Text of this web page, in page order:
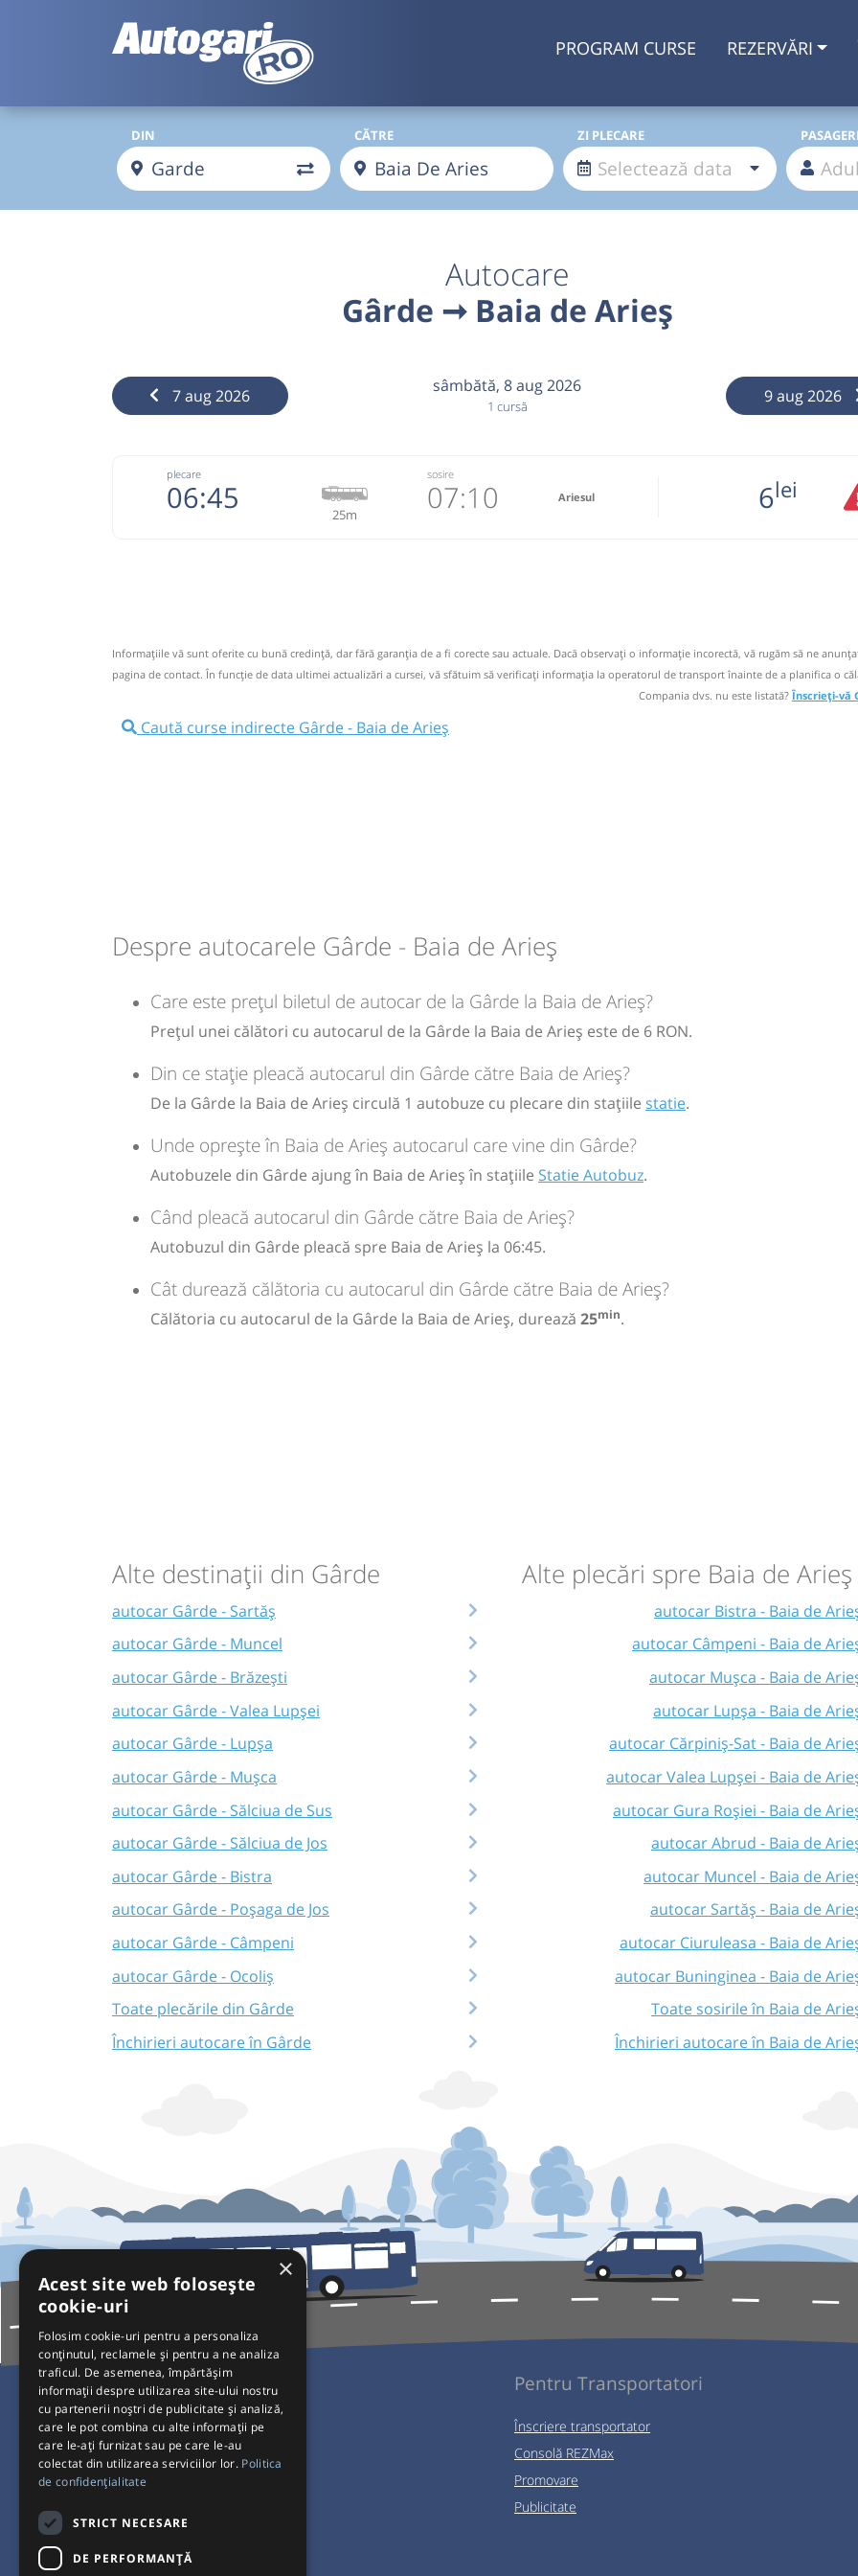
PROGRAM CURSE REZERVĂRI
DIN CĂTRE ZI PLECARE PASAGERI
Autocare
Gârde ➞ Baia de Arieș
7 aug 2026 sâmbătă, 8 aug 2026
1 cursă 9 aug 2026
plecare
06:45 25m
sosire
07:10 Ariesul 6lei
Informaţii neactualizate de 2 ani.Spuneți-ne dacă mai
circulă.(10 comentarii)
06:45 Gârde statie
L M D
6 lei
Informaţiile vă sunt oferite cu bună credinţă, dar fără garanţia de a fi corecte sau actuale. Dacă observați o informaţie incorectă, vă rugăm să ne
pagina de contact. În funcție de data ultimei actualizări a cursei, vă sfătuim să verificaţi informaţia la operatorul de transport înainte de a planifica o
Compania dvs. nu este listată?Înscrieți-vă
Caută curse indirecte Gârde - Baia de Arieș
Despre autocarele Gârde - Baia de Arieș
Care este prețul biletul de autocar de la Gârde la Baia de Arieș?
Prețul unei călători cu autocarul de la Gârde la Baia de Arieș este de 6 RON.
Din ce stație pleacă autocarul din Gârde către Baia de Arieș?
De la Gârde la Baia de Arieș circulă 1 autobuze cu plecare din stațiile statie.
Unde oprește în Baia de Arieș autocarul care vine din Gârde?
Autobuzele din Gârde ajung în Baia de Arieș în stațiile Statie Autobuz.
Când pleacă autocarul din Gârde către Baia de Arieș?
Autobuzul din Gârde pleacă spre Baia de Arieș la 06:45.
Cât durează călătoria cu autocarul din Gârde către Baia de Arieș?
Călătoria cu autocarul de la Gârde la Baia de Arieș, durează 25min.
Alte destinații din Gârde
autocar Gârde - Sartăș
autocar Gârde - Muncel
autocar Gârde - Brăzești
autocar Gârde - Valea Lupșei
autocar Gârde - Lupșa
autocar Gârde - Mușca
autocar Gârde - Sălciua de Sus
autocar Gârde - Sălciua de Jos
autocar Gârde - Bistra
autocar Gârde - Poșaga de Jos
autocar Gârde - Câmpeni
autocar Gârde - Ocoliș
Toate plecările din Gârde
Închirieri autocare în Gârde
Alte plecări spre Baia de Arieș
autocar Bistra - Baia de
autocar Câmpeni - Baia de
autocar Mușca - Baia de
autocar Lupșa - Baia de
autocar Cărpiniș-Sat - Baia de
autocar Valea Lupșei - Baia de
autocar Gura Roșiei - Baia de
autocar Abrud - Baia de
autocar Muncel - Baia de
autocar Sartăș - Baia de
autocar Ciuruleasa - Baia de
autocar Buninginea - Baia de
Toate sosirile în Baia de
Închirieri autocare în Baia de
Pentru Călători
Curse autobuz
Plecări/Sosiri
Setări de cookie-uri
Pentru Transportatori
Înscriere transportator
Consolă REZMax
Promovare
Publicitate
×
Acest site web folosește
cookie-uri
Folosim cookie-uri pentru a personaliza
conținutul, reclamele și pentru a ne analiza
traficul. De asemenea, împărtășim
informații despre utilizarea site-ului nostru
cu partenerii noștri de publicitate și analiză,
care le pot combina cu alte informații pe
care le-ați furnizat sau pe care le-au
colectat din utilizarea serviciilor lor. Politica
de confidențialitate
STRICT NECESARE
DE PERFORMANȚĂ